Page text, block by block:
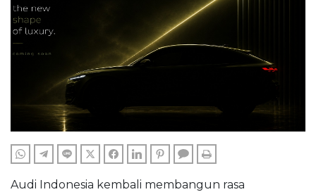
WHATSAPPTELEGRAM
LINE TWITTERFACEBOOKLINKEDINPINTERESTCOMMENTS
Audi Indonesia kembali membangun rasa